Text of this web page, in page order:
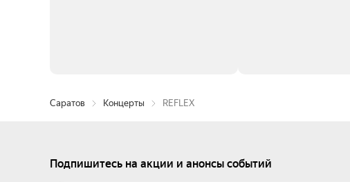
Саратов Концерты REFLEX
Подпишитесь на акции и анонсы событий